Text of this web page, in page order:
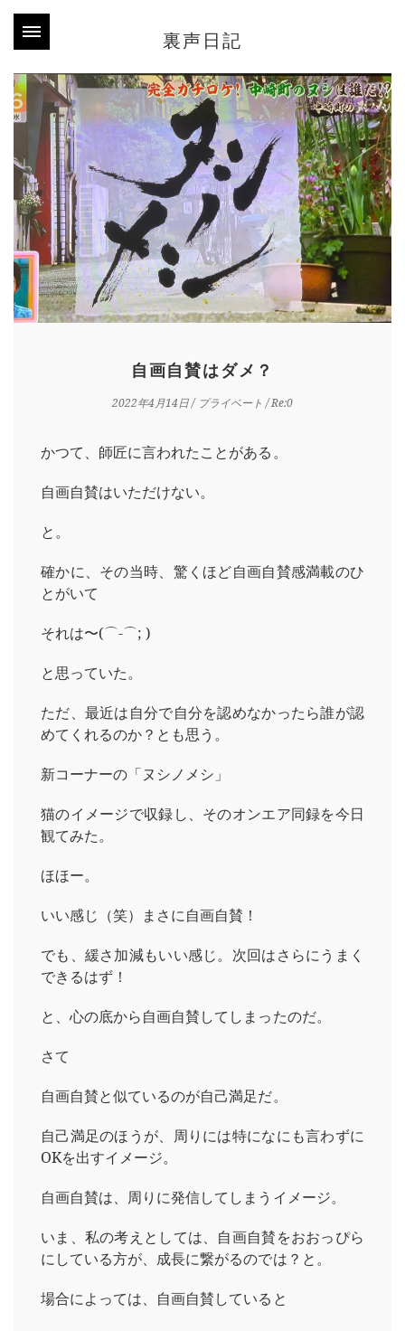
裏声日記
自画自賛はダメ？
2022年4月14日/ プライベート / Re:0
かつて、師匠に言われたことがある。
自画自賛はいただけない。
と。
確かに、その当時、驚くほど自画自賛感満載のひ
とがいて
それは〜(⌒-⌒; )
と思っていた。
ただ、最近は自分で自分を認めなかったら誰が認
めてくれるのか？とも思う。
新コーナーの「ヌシノメシ」
猫のイメージで収録し、そのオンエア同録を今日
観てみた。
ほほー。
いい感じ（笑）まさに自画自賛！
でも、緩さ加減もいい感じ。次回はさらにうまく
できるはず！
と、心の底から自画自賛してしまったのだ。
さて
自画自賛と似ているのが自己満足だ。
自己満足のほうが、周りには特になにも言わずに
OKを出すイメージ。
自画自賛は、周りに発信してしまうイメージ。
いま、私の考えとしては、自画自賛をおおっぴら
にしている方が、成長に繋がるのでは？と。
場合によっては、自画自賛していると